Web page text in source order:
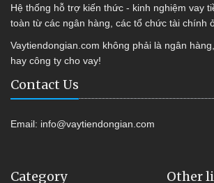
Hệ thống hỗ trợ kiến thức - kinh nghiệm vay
toàn từ các ngân hàng, các tổ chức tài chính
Vaytiendongian.com không phải là ngân
hay công ty cho vay!
Contact Us
Email: info@vaytiendongian.com
Category Other